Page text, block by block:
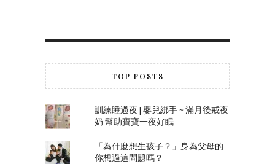
TOP POSTS
訓練睡過夜 | 嬰兒綁手 ~ 滿月後戒夜
奶 幫助寶寶一夜好眠
「為什麼想生孩子？」身為父母的
你想過這問題嗎？